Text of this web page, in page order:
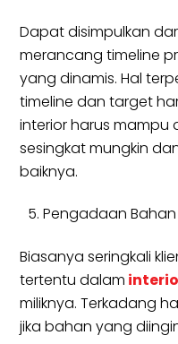
Dapat disimpulkan
merancang timeline
yang dinamis. Hal
timeline dan target
interior harus mampu
sesingkat mungkin
baiknya.
Pengadaan
Biasanya seringkali
tertentu dalam
miliknya. Terkadang
jika bahan yang